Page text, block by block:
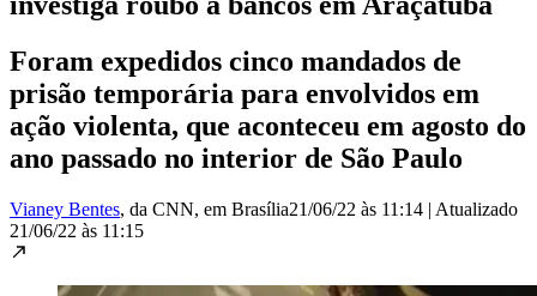
Foram expedidos cinco mandados de
prisão temporária para envolvidos em
ação violenta, que aconteceu em agosto do
ano passado no interior de São Paulo
Vianey Bentes, da CNN, em Brasília21/06/22 às 11:14 | Atualizado
21/06/22 às 11:15